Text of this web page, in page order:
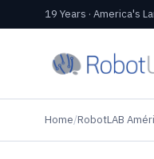
19 Years · America's
Home/RobotLAB